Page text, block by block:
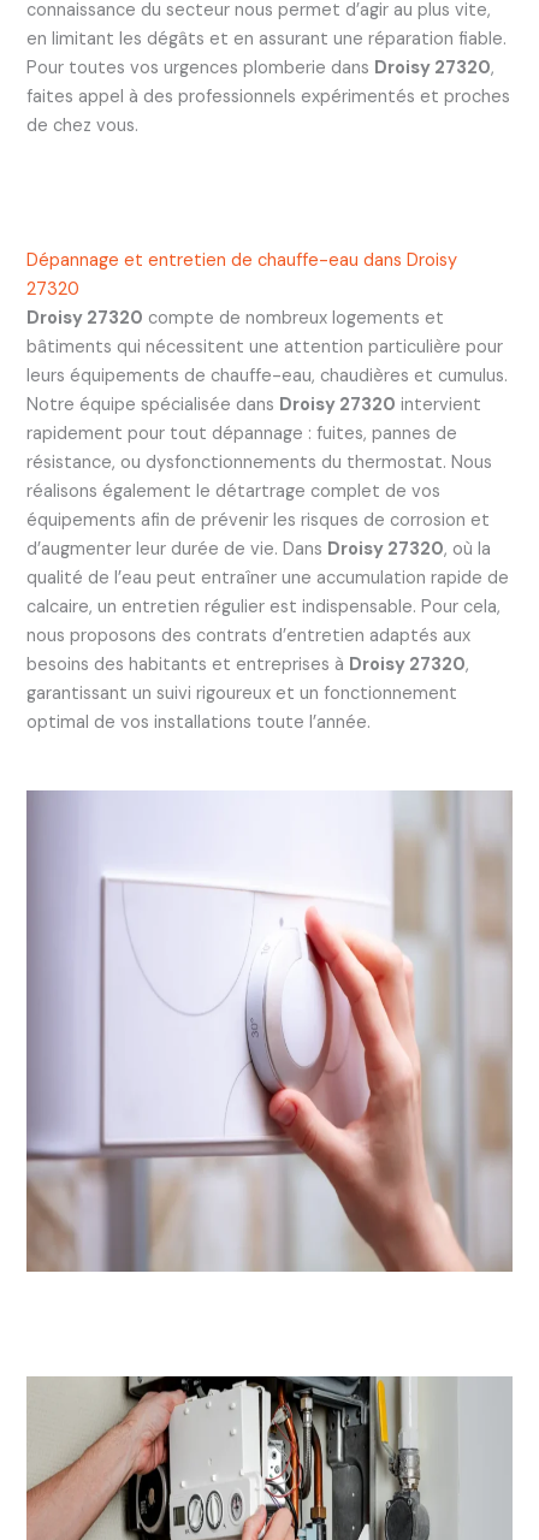
connaissance du secteur nous permet d’agir au plus vite,
en limitant les dégâts et en assurant une réparation fiable.
Pour toutes vos urgences plomberie dans Droisy 27320,
faites appel à des professionnels expérimentés et proches
de chez vous.
Dépannage et entretien de chauffe-eau dans Droisy
27320
Droisy 27320 compte de nombreux logements et
bâtiments qui nécessitent une attention particulière pour
leurs équipements de chauffe-eau, chaudières et cumulus.
Notre équipe spécialisée dans Droisy 27320 intervient
rapidement pour tout dépannage : fuites, pannes de
résistance, ou dysfonctionnements du thermostat. Nous
réalisons également le détartrage complet de vos
équipements afin de prévenir les risques de corrosion et
d’augmenter leur durée de vie. Dans Droisy 27320, où la
qualité de l’eau peut entraîner une accumulation rapide de
calcaire, un entretien régulier est indispensable. Pour cela,
nous proposons des contrats d’entretien adaptés aux
besoins des habitants et entreprises à Droisy 27320,
garantissant un suivi rigoureux et un fonctionnement
optimal de vos installations toute l’année.